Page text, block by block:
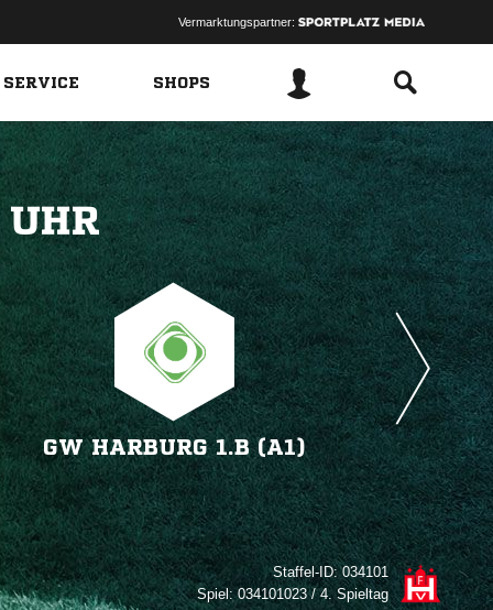
Vermarktungspartner:
SHOPS

GW HARBURG 1.B (A1)
Staffel-ID:034101
Spiel:034101023 / 4. Spieltag